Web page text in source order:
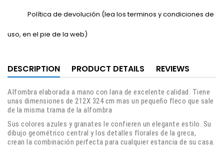
Política de devolución (lea los terminos y condiciones de
uso, en el pie de la web)
DESCRIPTION PRODUCT DETAILS REVIEWS
Alfombra elaborada a mano con lana de excelente calidad. Tiene
unas dimensiones de 212X 324 cm mas un pequeño fleco que sale
de la misma trama de la alfombra
Sus colores azules y granates le confieren un elegante estilo. Su
dibujo geométrico central y los detalles florales de la greca,
crean la combinación perfecta para cualquier estancia de su casa.